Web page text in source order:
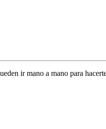
ir mano a mano para